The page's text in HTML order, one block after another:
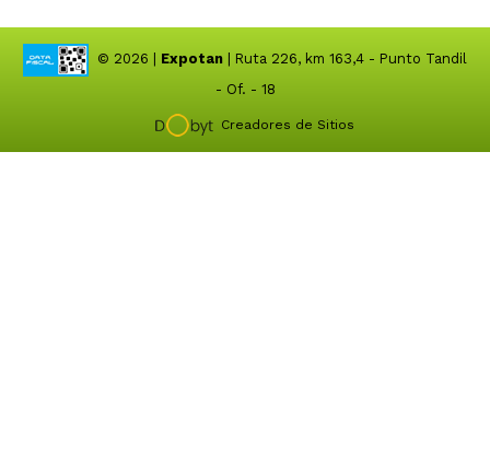
© 2026 | Expotan | Ruta 226, km 163,4 - Punto Tandil
- Of. - 18
Creadores de Sitios